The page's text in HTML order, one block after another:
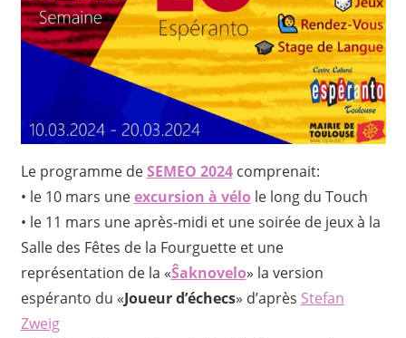
Le programme deSEMEO 2024comprenait:
• le 10 mars uneexcursion à vélo le long du Touch
• le 11 mars une après-midi et une soirée de jeux à la
Salle des Fêtes de la Fourguette et une
représentation de la «Ŝaknovelo» la version
espéranto du «Joueur d’échecs» d’après Stefan
Zweig